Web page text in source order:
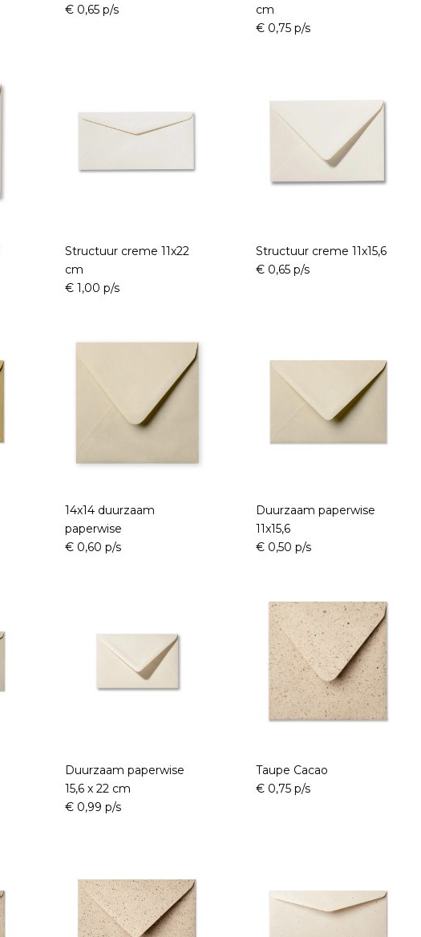
€ 0,65 p/s
cm
€ 0,75 p/s
Structuur creme 11x22
cm
€ 1,00 p/s
Structuur creme 11x15,6
€ 0,65 p/s
14x14 duurzaam
paperwise
€ 0,60 p/s
Duurzaam paperwise
11x15,6
€ 0,50 p/s
Duurzaam paperwise
15,6 x 22 cm
€ 0,99 p/s
Taupe Cacao
€ 0,75 p/s